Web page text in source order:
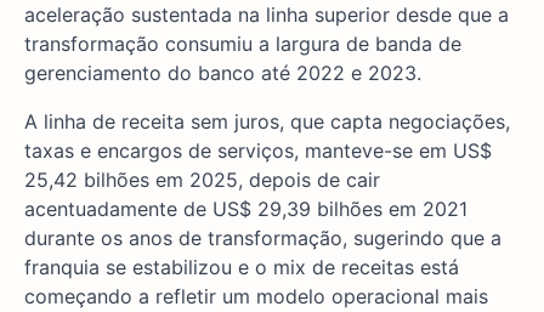
aceleração sustentada na linha superior desde que a
transformação consumiu a largura de banda de
gerenciamento do banco até 2022 e 2023.
A linha de receita sem juros, que capta negociações,
taxas e encargos de serviços, manteve-se em US$
25,42 bilhões em 2025, depois de cair
acentuadamente de US$ 29,39 bilhões em 2021
durante os anos de transformação, sugerindo que a
franquia se estabilizou e o mix de receitas está
começando a refletir um modelo operacional mais